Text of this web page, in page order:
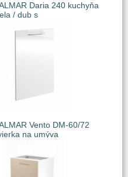
Daria 240 kuchyňa
/ dub s
Vento DM-60/72
na umýva